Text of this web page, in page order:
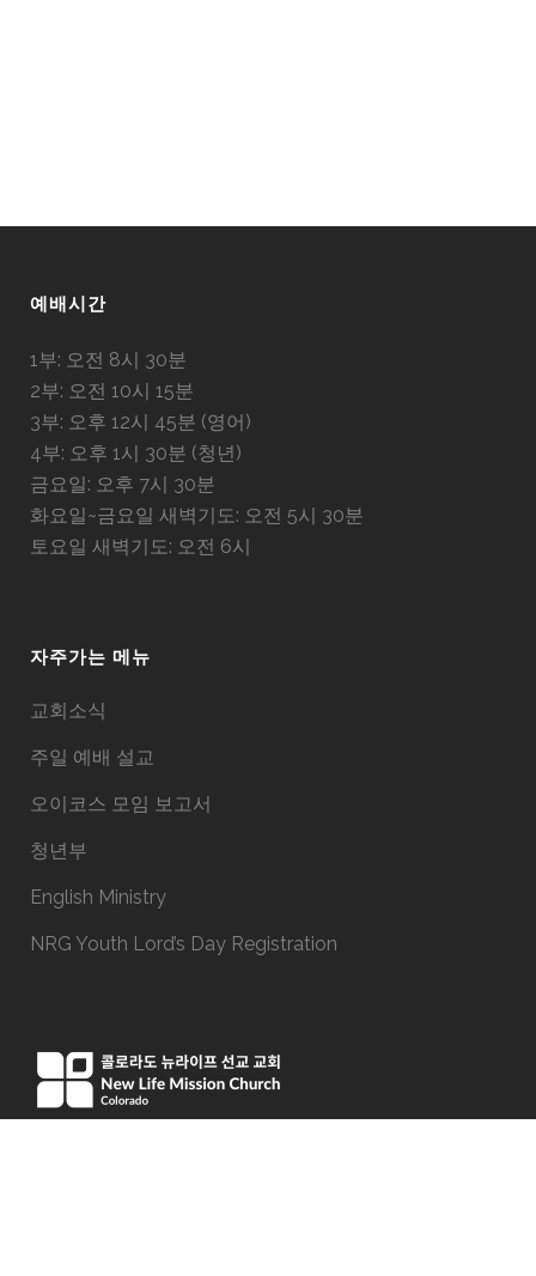
예배시간
1부: 오전 8시 30분
2부: 오전 10시 15분
3부: 오후 12시 45분 (영어)
4부: 오후 1시 30분 (청년)
금요일: 오후 7시 30분
화요일~금요일 새벽기도: 오전 5시 30분
토요일 새벽기도: 오전 6시
자주가는 메뉴
교회소식
주일 예배 설교
오이코스 모임 보고서
청년부
English Ministry
NRG Youth Lord’s Day Registration